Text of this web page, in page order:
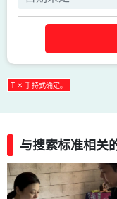
T ✕ 手持式确定。
与搜索标准相关